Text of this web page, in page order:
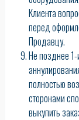
Клиента
перед
Продавцу.
Не позднее 1-
полностью
сторонами
выкупить